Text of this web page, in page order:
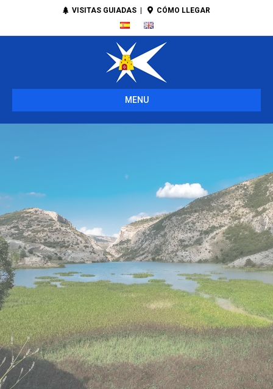
VISITAS GUIADAS CÓMO LLEGAR
MENU